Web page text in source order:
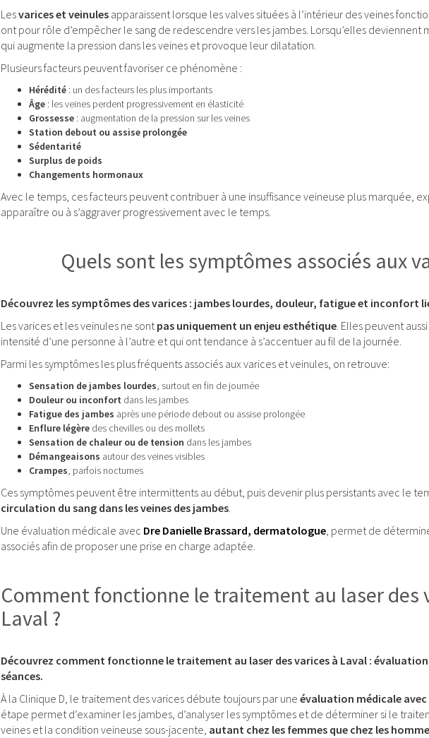
Lesvarices et veinules apparaissent lorsque les valves situées à l’intérieur des veines
ont pour rôle d’empêcher le sang de redescendre vers les jambes. Lorsqu’elles deviennent
qui augmente la pression dans les veines et provoque leur dilatation.
Plusieurs facteurs peuvent favoriser ce phénomène :
Hérédité : un des facteurs les plus importants
Âge : les veines perdent progressivement en élasticité
Grossesse : augmentation de la pression sur les veines
Station debout ou assise prolongée
Sédentarité
Surplus de poids
Changements hormonaux
Avec le temps, ces facteurs peuvent contribuer à une insuffisance veineuse plus marquée,
apparaître ou à s’aggraver progressivement avec le temps.
Quels sont les symptômes associés aux
Découvrez les symptômes des varices : jambes lourdes, douleur, fatigue et inconfort
Les varices et les veinules ne sontpas uniquement un enjeu esthétique. Elles peuvent
intensité d’une personne à l’autre et qui ont tendance à s’accentuer au fil de la journée.
Parmi les symptômes les plus fréquents associés aux varices et veinules, on retrouve:
Sensation de jambes lourdes, surtout en fin de journée
Douleur ou inconfort dans les jambes
Fatigue des jambes après une période debout ou assise prolongée
Enflure légère des chevilles ou des mollets
Sensation de chaleur ou de tension dans les jambes
Démangeaisons autour des veines visibles
Crampes, parfois nocturnes
Ces symptômes peuvent être intermittents au début, puis devenir plus persistants avec le
circulation du sang dans les veines des jambes.
Une évaluation médicale avec Dre Danielle Brassard, dermatologue, permet de
associés afin de proposer une prise en charge adaptée.
Comment fonctionne le traitement au laser des
Laval ?
Découvrez comment fonctionne le traitement au laser des varices à Laval :
séances.
À la Clinique D, le traitement des varices débute toujours par une évaluation médicale
étape permet d’examiner les jambes, d’analyser les symptômes et de déterminer si le
veines et la condition veineuse sous-jacente, autant chez les femmes que chez les